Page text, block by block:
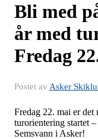
Bli med
år med
Fredag
Postet av Asker
Fredag 22. mai er
turorientering startet
Semsvann i Asker!